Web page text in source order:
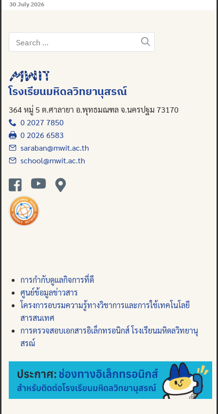
30 July 2026
Search
for:
โรงเรียนมหิดลวิทยานุสรณ์
364 หมู่ 5 ต.ศาลายา อ.พุทธมณฑล จ.นครปฐม 73170
0 2027 7850
0 2026 6583
saraban@mwit.ac.th
school@mwit.ac.th
การกำกับดูแลกิจการที่ดี
ศูนย์ข้อมูลข่าวสาร
โครงการอบรมความรู้ทางวิชาการและการใช้เทคโนโลยี
สารสนเทศ
การตรวจสอบเอกสารอิเล็กทรอนิกส์ โรงเรียนมหิดลวิทยานุ
สรณ์